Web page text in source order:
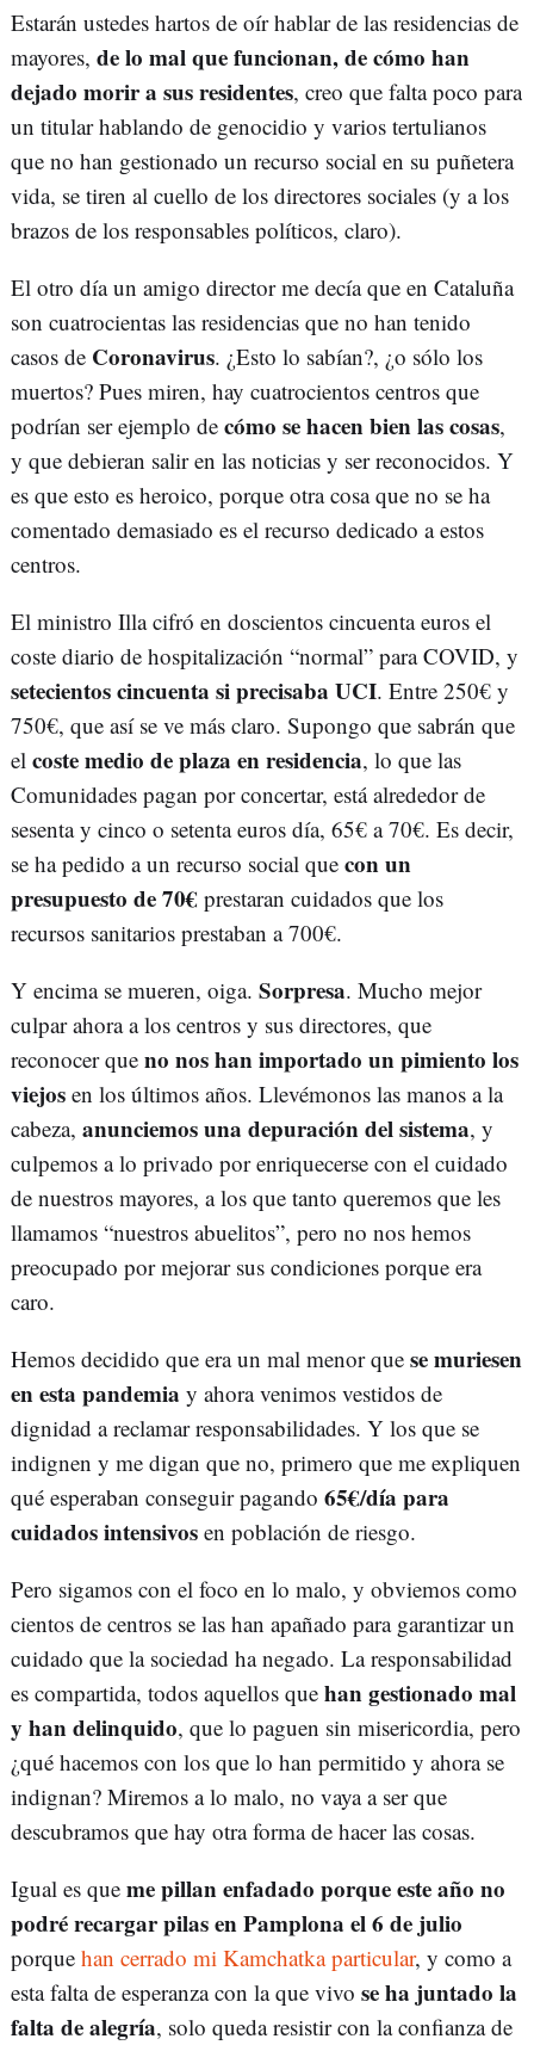
Estarán ustedes hartos de oír hablar de las residencias de
mayores, de lo mal que funcionan, de cómo han
dejado morir a sus residentes, creo que falta poco para
un titular hablando de genocidio y varios tertulianos
que no han gestionado un recurso social en su puñetera
vida, se tiren al cuello de los directores sociales (y a los
brazos de los responsables políticos, claro).
El otro día un amigo director me decía que en Cataluña
son cuatrocientas las residencias que no han tenido
casos de Coronavirus. ¿Esto lo sabían?, ¿o sólo los
muertos? Pues miren, hay cuatrocientos centros que
podrían ser ejemplo de cómo se hacen bien las cosas,
y que debieran salir en las noticias y ser reconocidos. Y
es que esto es heroico, porque otra cosa que no se ha
comentado demasiado es el recurso dedicado a estos
centros.
El ministro Illa cifró en doscientos cincuenta euros el
coste diario de hospitalización “normal” para COVID, y
setecientos cincuenta si precisaba UCI. Entre 250€ y
750€, que así se ve más claro. Supongo que sabrán que
el coste medio de plaza en residencia, lo que las
Comunidades pagan por concertar, está alrededor de
sesenta y cinco o setenta euros día, 65€ a 70€. Es decir,
se ha pedido a un recurso social que con un
presupuesto de 70€ prestaran cuidados que los
recursos sanitarios prestaban a 700€.
Y encima se mueren, oiga. Sorpresa. Mucho mejor
culpar ahora a los centros y sus directores, que
reconocer que no nos han importado un pimiento los
viejos en los últimos años. Llevémonos las manos a la
cabeza, anunciemos una depuración del sistema, y
culpemos a lo privado por enriquecerse con el cuidado
de nuestros mayores, a los que tanto queremos que les
llamamos “nuestros abuelitos”, pero no nos hemos
preocupado por mejorar sus condiciones porque era
caro.
Hemos decidido que era un mal menor que se muriesen
en esta pandemia y ahora venimos vestidos de
dignidad a reclamar responsabilidades. Y los que se
indignen y me digan que no, primero que me expliquen
qué esperaban conseguir pagando 65€/día para
cuidados intensivos en población de riesgo.
Pero sigamos con el foco en lo malo, y obviemos como
cientos de centros se las han apañado para garantizar un
cuidado que la sociedad ha negado. La responsabilidad
es compartida, todos aquellos que han gestionado mal
y han delinquido, que lo paguen sin misericordia, pero
¿qué hacemos con los que lo han permitido y ahora se
indignan? Miremos a lo malo, no vaya a ser que
descubramos que hay otra forma de hacer las cosas.
Igual es que me pillan enfadado porque este año no
podré recargar pilas en Pamplona el 6 de julio
porque han cerrado mi Kamchatka particular, y como a
esta falta de esperanza con la que vivo se ha juntado la
falta de alegría, solo queda resistir con la confianza de